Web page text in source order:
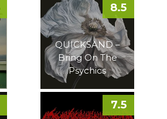
QUICKSAND –
Bring On The
Psychics
8.5
7.5